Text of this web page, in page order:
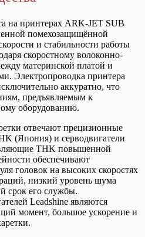
на принтерах ARK-JET SUB
помехозащищённой
и стабильности работы
скоростному волоконно-
материнской платой и
Электропроводка принтера
аккуратно, что
предъявляемым к
оборудованию.
отвечают прецизионные
(Япония) и серво­двигатели
THK повышенной
обеспечивают
головок на высоких скоростях
низкий уровень шума
срок его службы.
Leadshine являются
момент, большое ускорение и